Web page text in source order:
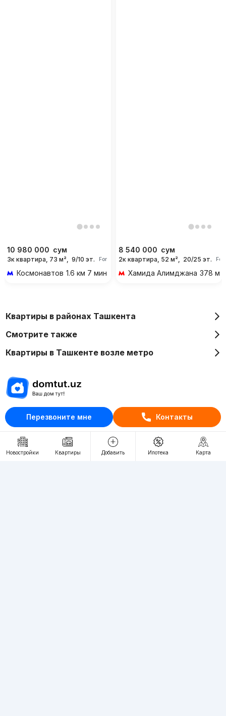
Перезвоните мне Контакты
10 980 000 сум
3к квартира, 73 м², 9/10 эт. For days
Космонавтов 1.6 км 7 мин на транспорте
8 540 000 сум
2к квартира, 52 м², 20/25 эт. For
Хамида Алимджана 378 м
Новостройки Квартиры Добавить Ипотека Карта
Квартиры в районах Ташкента
Смотрите также
Квартиры в Ташкенте возле метро
Отдел рекламы
+998 (78) 113-20-86
+998 (93) 390-30-10
Пн-Пт. С 9:30 до 18:00